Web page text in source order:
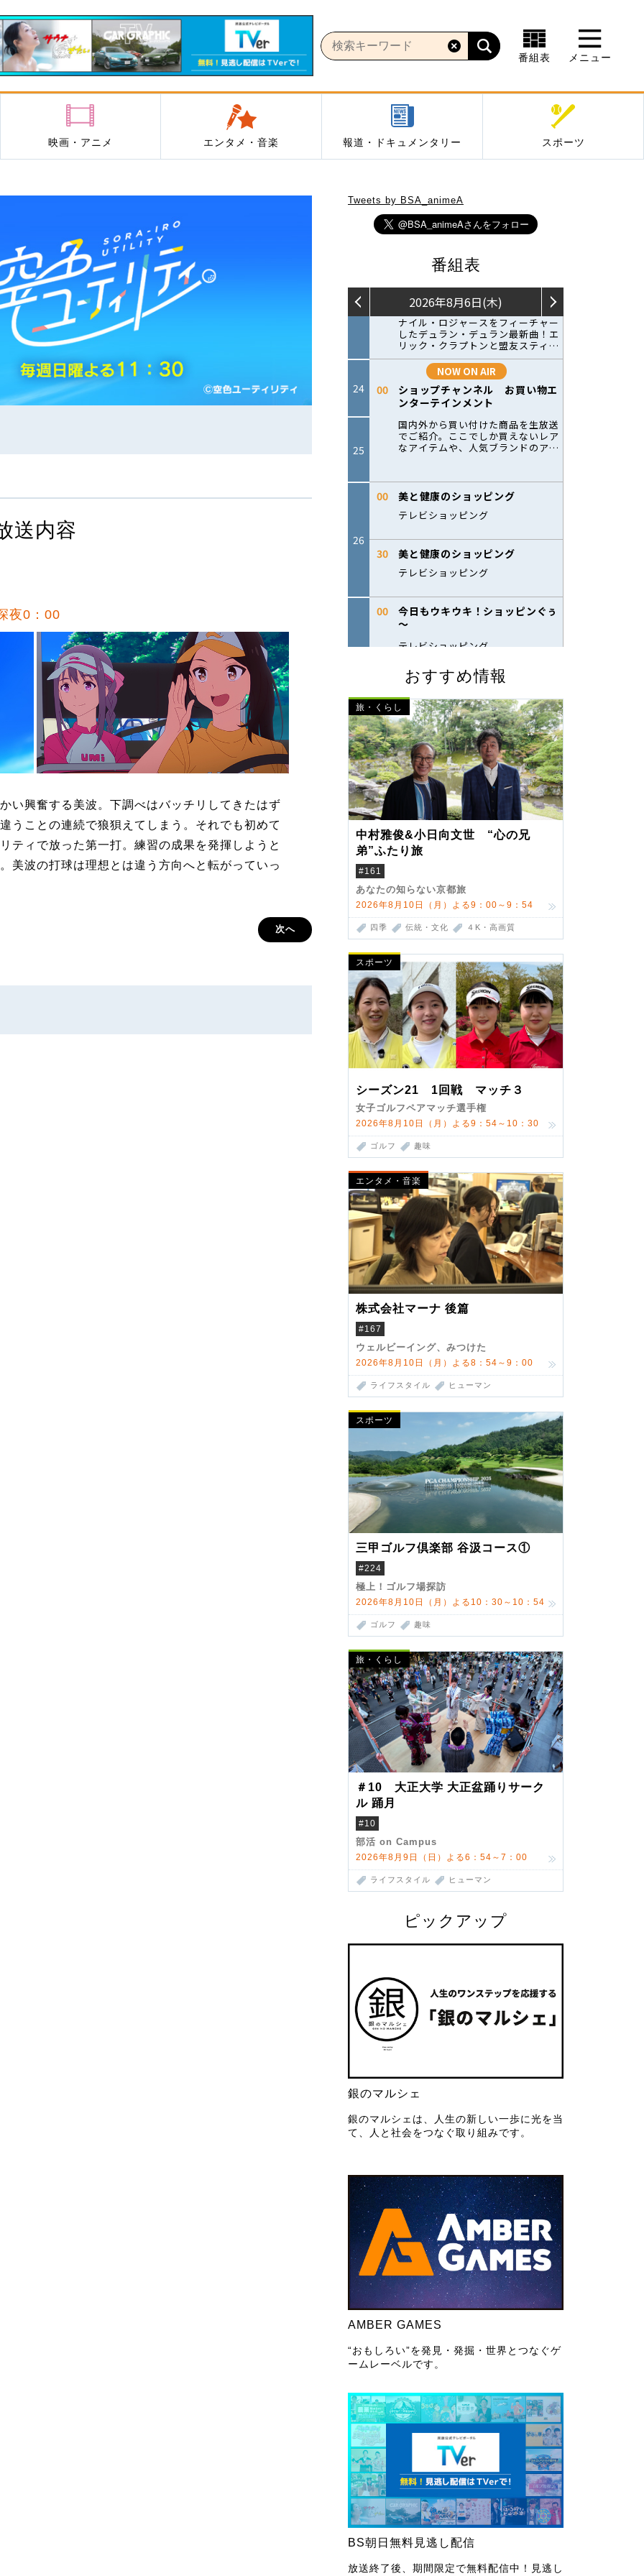
番組表 メニュー
映画・アニメ エンタメ・音楽 報道・ドキュメンタリー スポーツ
Tweets by BSA_animeA
番組表
おすすめ情報
旅・くらし
中村雅俊&小日向文世 “心の兄
弟”ふたり旅
#161
あなたの知らない京都旅
2026年8月10日（月）よる9：00～9：54
四季 伝統・文化 ４K・高画質
スポーツ
シーズン21 1回戦 マッチ３
女子ゴルフペアマッチ選手権
2026年8月10日（月）よる9：54～10：30
ゴルフ 趣味
エンタメ・音楽
株式会社マーナ 後篇
#167
ウェルビーイング、みつけた
2026年8月10日（月）よる8：54～9：00
ライフスタイル ヒューマン
スポーツ
三甲ゴルフ倶楽部 谷汲コース①
#224
極上！ゴルフ場探訪
2026年8月10日（月）よる10：30～10：54
ゴルフ 趣味
旅・くらし
＃10 大正大学 大正盆踊りサーク
ル 踊月
#10
部活 on Campus
2026年8月9日（日）よる6：54～7：00
ライフスタイル ヒューマン
ピックアップ
銀のマルシェ
銀のマルシェは、人生の新しい一歩に光を当
て、人と社会をつなぐ取り組みです。
AMBER GAMES
“おもしろい”を発見・発掘・世界とつなぐゲ
ームレーベルです。
BS朝日無料見逃し配信
放送終了後、期間限定で無料配信中！見逃し
送内容
夜0：00
い興奮する美波。下調べはバッチリしてきたはず
うことの連続で狼狽えてしまう。それでも初めて
ティで放った第一打。練習の成果を発揮しようと
美波の打球は理想とは違う方向へと転がっていっ
次へ